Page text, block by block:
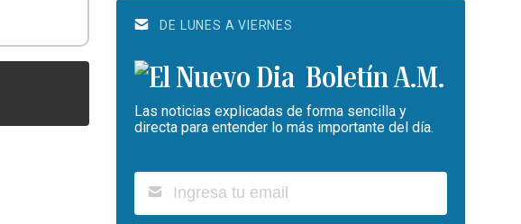
DE LUNES A VIERNES
Boletín A.M.
Las noticias explicadas de forma sencilla y
directa para entender lo más importante del día.